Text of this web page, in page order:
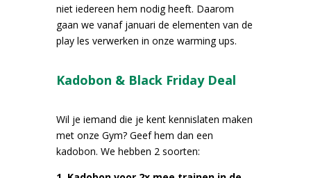
niet iedereen hem nodig heeft. Daarom
gaan we vanaf januari de elementen van de
play les verwerken in onze warming ups.
Kadobon & Black Friday Deal
Wil je iemand die je kent kennislaten maken
met onze Gym? Geef hem dan een
kadobon. We hebben 2 soorten: